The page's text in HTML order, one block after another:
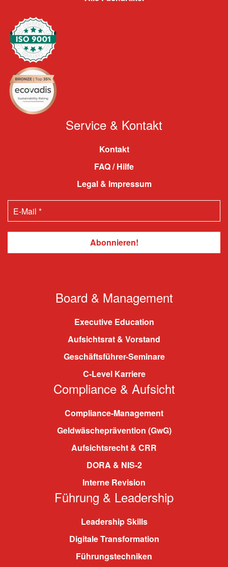
Service & Kontakt
Kontakt
FAQ / Hilfe
Legal & Impressum
Board & Management
Executive Education
Aufsichtsrat & Vorstand
Geschäftsführer-Seminare
C-Level Karriere
Compliance & Aufsicht
Compliance-Management
Geldwäscheprävention (GwG)
Aufsichtsrecht & CRR
DORA & NIS-2
Interne Revision
Führung & Leadership
Leadership Skills
Digitale Transformation
Führungstechniken